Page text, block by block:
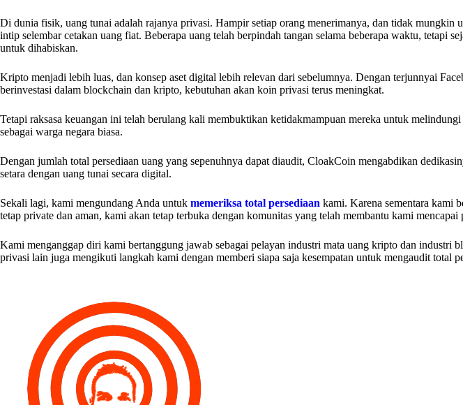
Di dunia fisik, uang tunai adalah rajanya privasi. Hampir setiap orang menerimanya, dan tidak mungkin
intip selembar cetakan uang fiat. Beberapa uang telah berpindah tangan selama beberapa waktu, tetapi
untuk dihabiskan.
Kripto menjadi lebih luas, dan konsep aset digital lebih relevan dari sebelumnya. Dengan terjunnyai
berinvestasi dalam blockchain dan kripto, kebutuhan akan koin privasi terus meningkat.
Tetapi raksasa keuangan ini telah berulang kali membuktikan ketidakmampuan mereka untuk
sebagai warga negara biasa.
Dengan jumlah total persediaan uang yang sepenuhnya dapat diaudit, CloakCoin mengabdikan
setara dengan uang tunai secara digital.
Sekali lagi, kami mengundang Anda untuk memeriksa total persediaan kami. Karena sementara kami
tetap private dan aman, kami akan tetap terbuka dengan komunitas yang telah membantu kami
Kami menganggap diri kami bertanggung jawab sebagai pelayan industri mata uang kripto dan industri
privasi lain juga mengikuti langkah kami dengan memberi siapa saja kesempatan untuk mengaudit total